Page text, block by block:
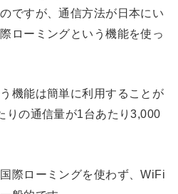
ですが、通信方法が日本にい
ローミングという機能を使っ
機能は簡単に利用することが
りの通信量が1台あたり3,000
際ローミングを使わず、WiFi